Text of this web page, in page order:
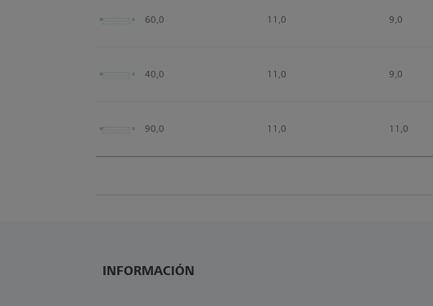
60,0 11,0 9,0
40,0 11,0 9,0
90,0 11,0 11,0
INFORMACIÓN